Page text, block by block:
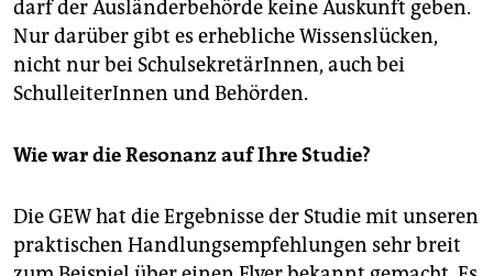
darf der Ausländerbehörde keine Auskunft geben.
Nur darüber gibt es erhebliche Wissenslücken,
nicht nur bei SchulsekretärInnen, auch bei
SchulleiterInnen und Behörden.
Wie war die Resonanz auf Ihre Studie?
Die GEW hat die Ergebnisse der Studie mit unseren
praktischen Handlungsempfehlungen sehr breit